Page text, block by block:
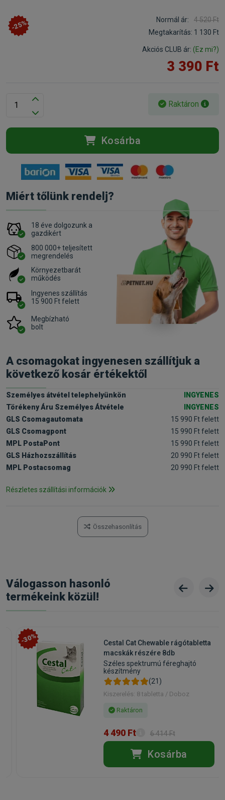
-25% Normál ár:
4 520 Ft
Megtakarítás: 1 130 Ft
Akciós CLUB ár: (Ez mi?)
3 390 Ft
Raktáron
Kosárba
Miért tőlünk rendelj?
18 éve dolgozunk a
gazdikért
800 000+ teljesített
megrendelés
Környezetbarát
működés
Ingyenes szállítás
15 900 Ft felett
Megbízható
bolt
A csomagokat ingyenesen szállítjuk a
következő kosár értékektől
Személyes átvétel telephelyünkön
INGYENES
Törékeny Áru Személyes Átvétele
INGYENES
GLS Csomagautomata
15 990 Ft felett
GLS Csomagpont
15 990 Ft felett
MPL PostaPont
15 990 Ft felett
GLS Házhozszállítás
20 990 Ft felett
MPL Postacsomag
20 990 Ft felett
Részletes szállítási információk
Összehasonlítás
Válogasson hasonló
termékeink közül!
-30%
Cestal Cat Chewable rágótabletta
macskák részére 8db
Széles spektrumú féreghajtó
készítmény
(21)
Kiszerelés: 8 tabletta / Doboz
Raktáron
4 490 Ft 6 414 Ft
Kosárba